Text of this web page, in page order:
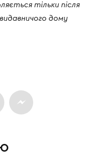
тільки після
дому